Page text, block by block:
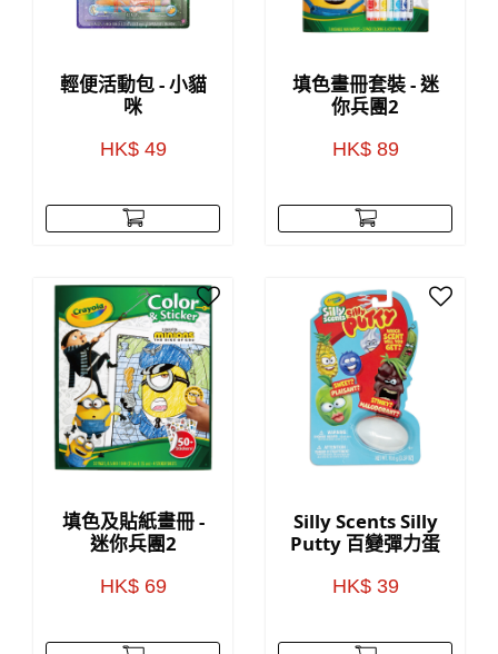
輕便活動包 - 小貓
咪
HK$ 49
填色畫冊套裝 - 迷
你兵團2
HK$ 89
填色及貼紙畫冊 -
迷你兵團2
HK$ 69
Silly Scents Silly
Putty 百變彈力蛋
HK$ 39